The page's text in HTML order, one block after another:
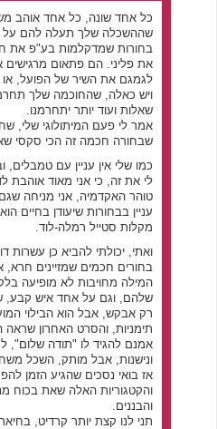
כל אחד שונה, כל אחד אוהב
שההשכלה שלך תעלה להם על
בחורות שמדקלמות בע"פ את
את פליני. הם פתאום מרגישים
לגמגם את השיר של הפועל, או
ויש כאלה, שהחוכמה שלך
שאלות ועוד יותר יתחרמנו.
אמר לי פעם המיתולוגי שלי,
שבחורה חכמה זה הכי סקסי
כמו שלי אין עניין עם
לי את זה, כי אני מאוד אוהבת
טוהר האקדמיה, אני מניחה
עניין בבחורות שיעודן בחיים
מקלות סטייל רמלה-לוד.
ואתי, יכולתי להביא כן עשרות
בחורים חכמים שמזיינים
המילה מחויבות לא מופיעה
שלהם, וגם על אחד איש קבע,
רק אבקש, אבל הוא הבילוי
תימניות, והסרט האחרון שראה
אמנם להגיד לו "תודה שלום",
ונישנות, אבל מותק, השכל
אז בואי נסכים שהגיע הזמן
והקטגוריות האלה שאת בכוח
והבננים.
תני לנו קצת יותר קרדיט,